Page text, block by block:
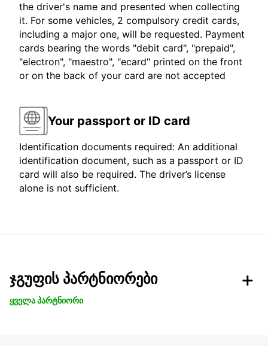
the driver's name and presented when collecting
it. For some vehicles, 2 compulsory credit cards,
including a major one, will be requested. Payment
cards bearing the words "debit card", "prepaid",
"electron", "maestro", "ecard" printed on the front
or on the back of your card are not accepted
Your passport or ID card
Identification documents required: An additional
identification document, such as a passport or ID
card will also be required. The driver’s license
alone is not sufficient.
ჯგუფის პარტნიორები
ყველა პარტნიორი